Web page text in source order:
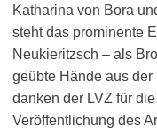
Katharina von Bora
steht das prominente
Neukieritzsch – als
geübte Hände aus
danken der LVZ für
Veröffentlichung des